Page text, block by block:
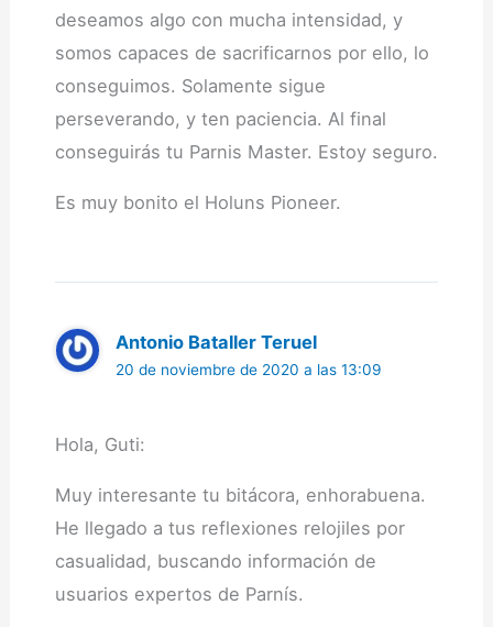
deseamos algo con mucha intensidad, y
somos capaces de sacrificarnos por ello, lo
conseguimos. Solamente sigue
perseverando, y ten paciencia. Al final
conseguirás tu Parnis Master. Estoy seguro.
Es muy bonito el Holuns Pioneer.
Antonio Bataller Teruel
20 de noviembre de 2020 a las 13:09
Hola, Guti:
Muy interesante tu bitácora, enhorabuena.
He llegado a tus reflexiones relojiles por
casualidad, buscando información de
usuarios expertos de Parnís.